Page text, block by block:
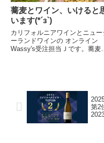
蕎麦とワイン、いけると
います(*´з`)
カリフォルニアワインとニュー
ーランドワインの オンライン
Wassy's受注担当Ｊです。蕎麦
密かに楽しんでおりました。...
第2